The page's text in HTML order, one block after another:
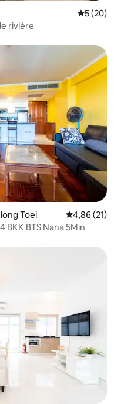
5 (20)
rivière
Toei Évaluation
4,86 (21)
BKK BTS Nana 5Min